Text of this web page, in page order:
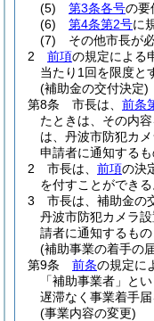
(5)
第3条各号の要
(6)
第4条第2号に
(7)
その他市長が
2
前項の規定による
当たり1回を限度と
(補助金の交付決定)
第8条
市長は、 前条
たときは、その内
は、丹波市防犯カ
申請者に通知するも
2
市長は、 前項の決
を付すことができる
3
市長は、補助金の
丹波市防犯カメラ
請者に通知するもの
(補助事業の着手の
第9条
前条の規定に
「補助事業者」と
遅滞なく事業着手
(事業内容の変更)